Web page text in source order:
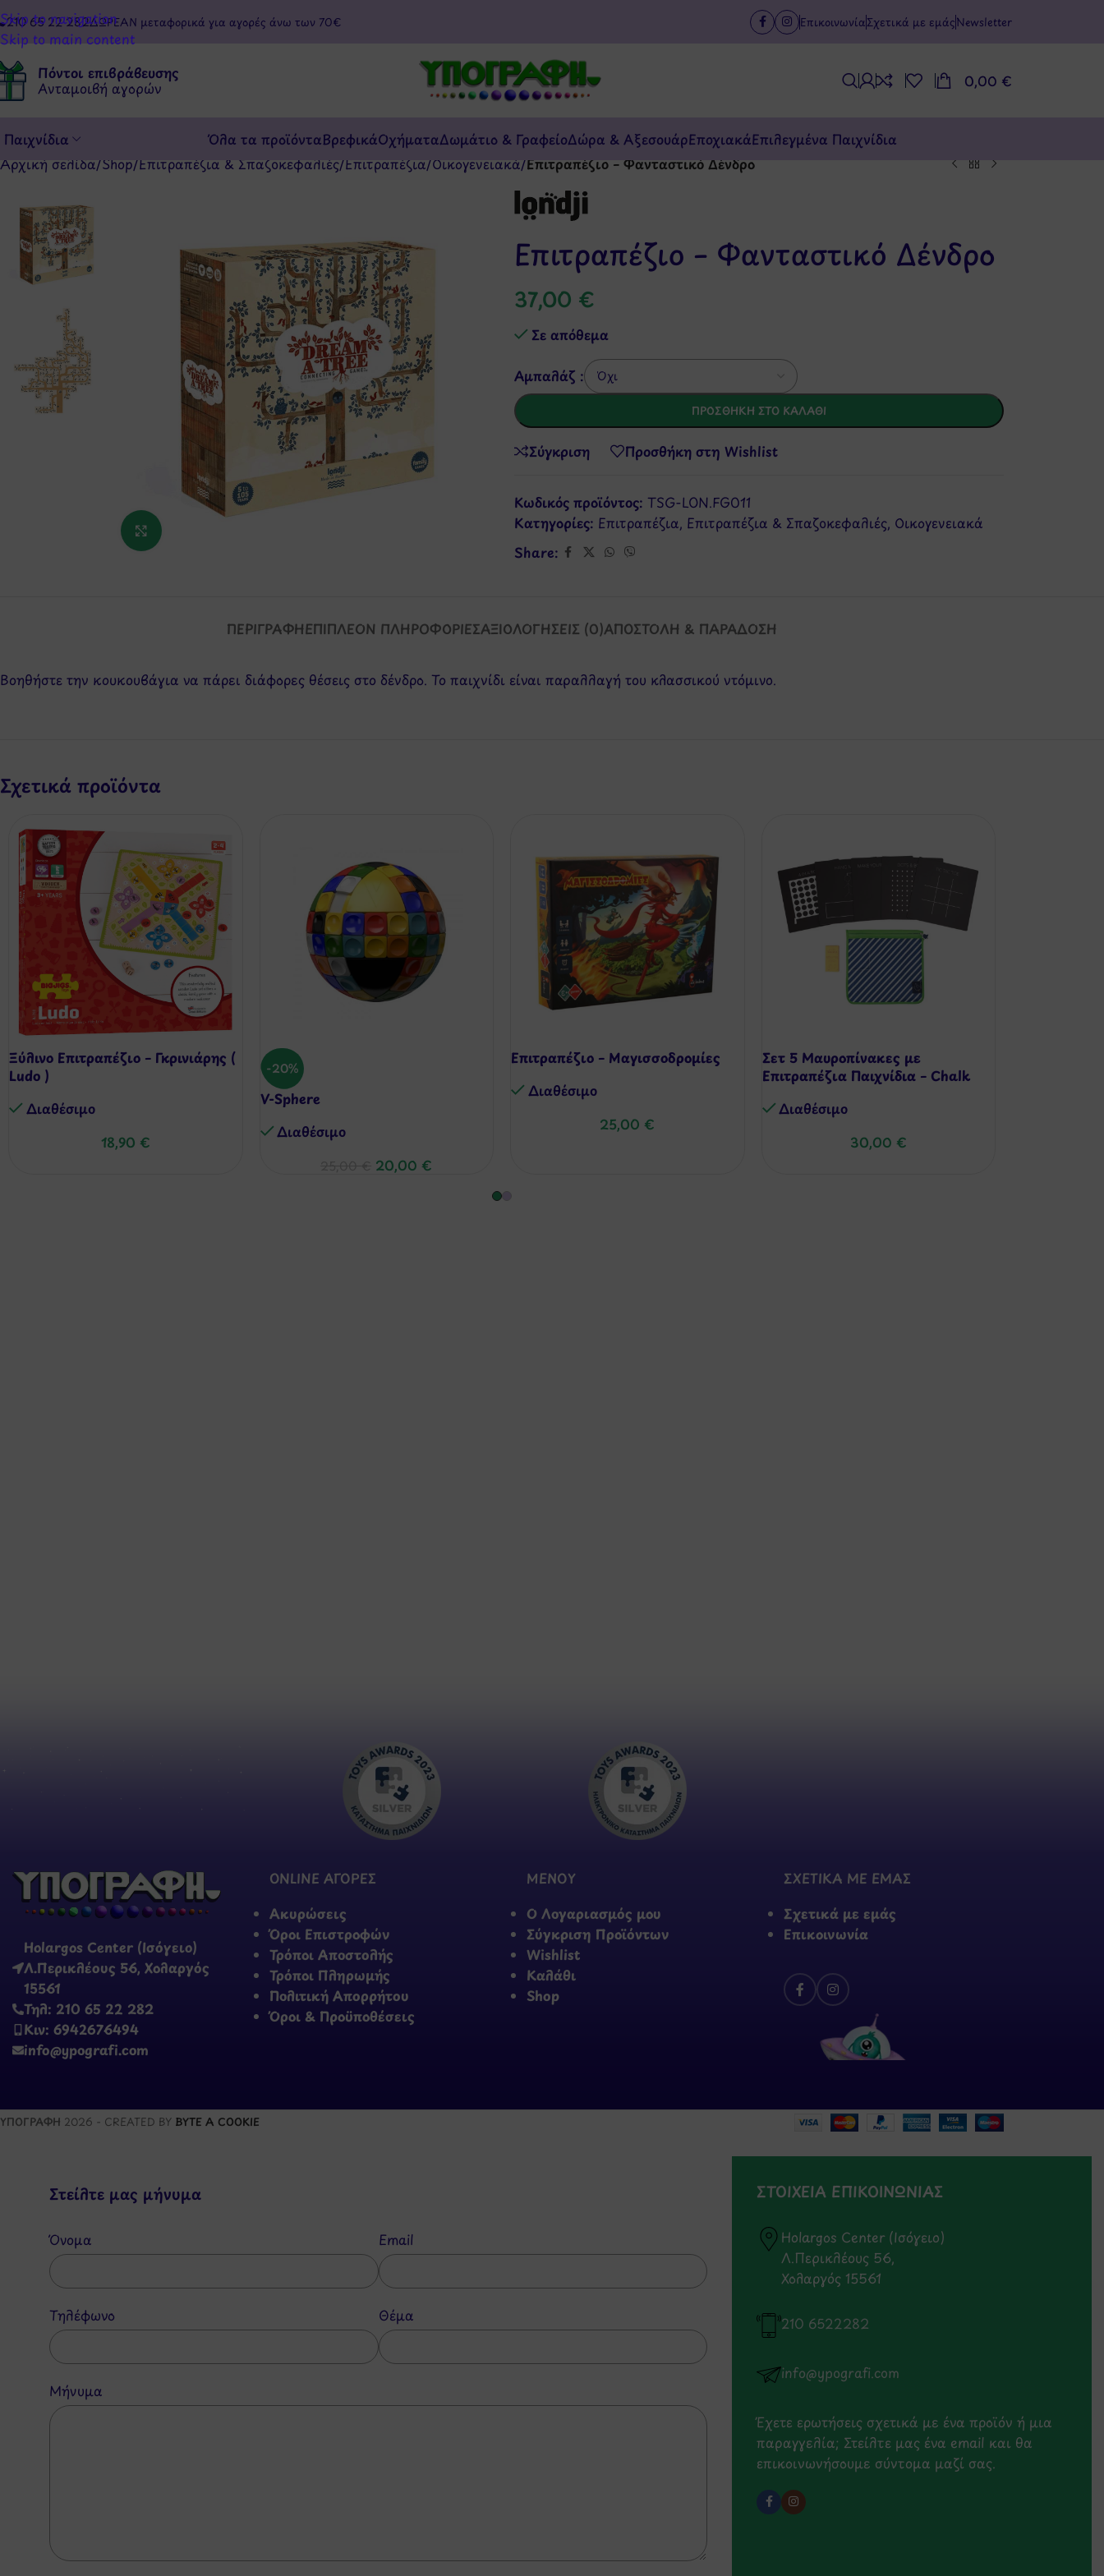
Skip to navigation
Skip to main content
210 65 22 282ΔΩΡΕΑΝ μεταφορικά για αγορές άνω των 70€ Επικοινωνία Σχετικά με εμάςNewsletter
Πόντοι επιβράβευσης
Ανταμοιβή αγορών 0,00 €
Παιχνίδια Όλα τα προϊόνταΒρεφικάΟχήματαΔωμάτιο & ΓραφείοΔώρα & ΑξεσουάρΕποχιακάΕπιλεγμένα Παιχνίδια
Αρχική σελίδα/Shop/Επιτραπέζια & Σπαζοκεφαλιές/Επιτραπέζια/Οικογενειακά/Επιτραπέζιο – Φανταστικό Δένδρο
Επιτραπέζιο – Φανταστικό Δένδρο
37,00 €
Σε απόθεμα
Αμπαλάζ :
ΠΡΟΣΘΉΚΗ ΣΤΟ ΚΑΛΆΘΙ
Σύγκριση Προσθήκη στη Wishlist
Κωδικός προϊόντος: TSG-LON.FG011
Κατηγορίες: Επιτραπέζια, Επιτραπέζια & Σπαζοκεφαλιές, Οικογενειακά
Share:
ΠΕΡΙΓΡΑΦΉΕΠΙΠΛΈΟΝ ΠΛΗΡΟΦΟΡΊΕΣΑΞΙΟΛΟΓΉΣΕΙΣ (0)ΑΠΟΣΤΟΛΉ & ΠΑΡΆΔΟΣΗ
Βοηθήστε την κουκουβάγια να πάρει διάφορες θέσεις στο δένδρο. Το παιχνίδι είναι παραλλαγή του κλασσικού ντόμινο.
Σχετικά προϊόντα
Ξύλινο Επιτραπέζιο – Γκρινιάρης (
Ludo )
Διαθέσιμo
18,90 €
-20%
V-Sphere
Διαθέσιμo
20,00€
Επιτραπέζιο – Μαγισσοδρομίες
Διαθέσιμo
25,00€
Σετ 5 Μαυροπίνακες με
Επιτραπέζια Παιχνίδια – Chalk
Διαθέσιμo
30,00 €
Holargos Center (Ισόγειο)
Λ.Περικλέους 56, Χολαργός
15561
Τηλ: 210 65 22 282
Κιν: 6942676494
info@ypografi.com
ONLINE ΑΓΟΡΕΣ
Ακυρώσεις
Όροι Επιστροφών
Τρόποι Αποστολής
Τρόποι Πληρωμής
Πολιτική Απορρήτου
Όροι & Προϋποθέσεις
ΜΕΝΟΥ
Ο Λογαριασμός μου
Σύγκριση Προϊόντων
Wishlist
Καλάθι
Shop
ΣΧΕΤΙΚΑ ΜΕ ΕΜΑΣ
Σχετικά με εμάς
Επικοινωνία
ΥΠΟΓΡΑΦΗ 2026 - CREATED BY BYTE A COOKIE
Στείλτε μας μήνυμα
Όνομα Email
Τηλέφωνο Θέμα
Μήνυμα
ΣΤΟΙΧΕΙΑ ΕΠΙΚΟΙΝΩΝΙΑΣ
Holargos Center (Ισόγειο)
Λ.Περικλέους 56,
Χολαργός 15561
210 6522282
info@ypografi.com
Έχετε ερωτήσεις σχετικά με ένα προϊόν ή μια
παραγγελία; Στείλτε μας ένα email και θα
επικοινωνήσουμε σύντομα μαζί σας.